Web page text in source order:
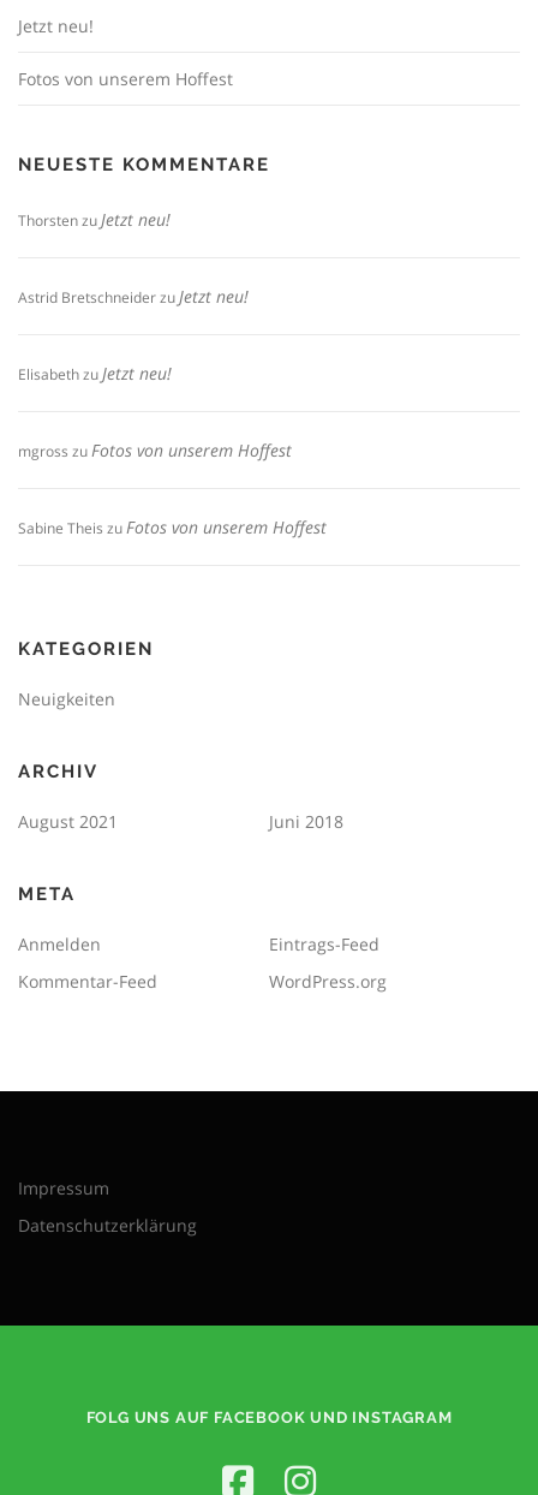
Jetzt neu!
Fotos von unserem Hoffest
NEUESTE KOMMENTARE
ThorstenzuJetzt neu!
Astrid BretschneiderzuJetzt neu!
ElisabethzuJetzt neu!
mgross zuFotos von unserem Hoffest
Sabine Theis zuFotos von unserem Hoffest
KATEGORIEN
Neuigkeiten
ARCHIV
August 2021 Juni 2018
META
Anmelden
Eintrags-Feed
Kommentar-Feed
WordPress.org
Impressum
Datenschutzerklärung
FOLG UNS AUF FACEBOOK UND INSTAGRAM